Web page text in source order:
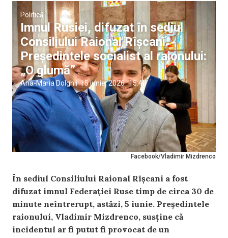
Facebook/Vladimir Mizdrenco
Politică
Imnul Rusiei, difuzat în sediul
Consiliului Raional Rîșcani.
Președintele socialist al raionului:
„O glumă”
Ana-Maria Dolghii |5 iunie, 2026 15:40
În sediul Consiliului Raional Rîșcani a fost
difuzat imnul Federației Ruse timp de circa 30 de
minute neîntrerupt, astăzi, 5 iunie. Președintele
raionului, Vladimir Mizdrenco, susține că
incidentul ar fi putut fi provocat de un